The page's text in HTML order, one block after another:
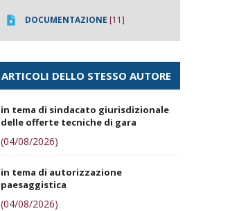
DOCUMENTAZIONE [11]
ARTICOLI DELLO STESSO AUTORE
in tema di sindacato giurisdizionale
delle offerte tecniche di gara
(04/08/2026)
in tema di autorizzazione
paesaggistica
(04/08/2026)